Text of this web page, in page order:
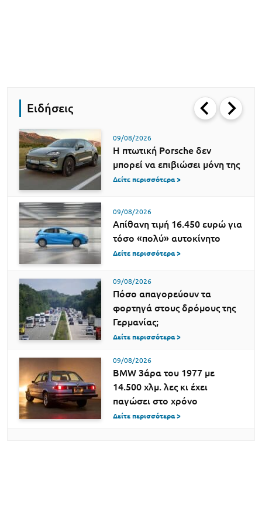
Ειδήσεις
09/08/2026
Η πτωτική Porsche δεν
μπορεί να επιβιώσει μόνη της
Δείτε περισσότερα >
09/08/2026
Απίθανη τιμή 16.450 ευρώ για
τόσο «πολύ» αυτοκίνητο
Δείτε περισσότερα >
09/08/2026
Πόσο απαγορεύουν τα
φορτηγά στους δρόμους της
Γερμανίας;
Δείτε περισσότερα >
09/08/2026
BMW 3άρα του 1977 με
14.500 χλμ. λες κι έχει
παγώσει στο χρόνο
Δείτε περισσότερα >